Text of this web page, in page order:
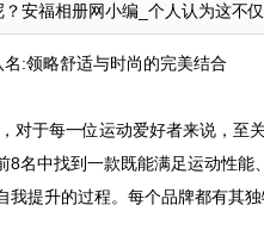
安福相册网小编_个人认为这不仅
:领略舒适与时尚的完美结合
对于每一位运动爱好者来说，至
8名中找到一款既能满足运动性能
我提升的过程。每个品牌都有其